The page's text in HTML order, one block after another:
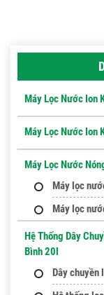
Máy Lọc Nước Ion
Máy Lọc Nước Ion
Máy Lọc Nước
Máy lọc
Máy lọc
Hệ Thống Dây
Bình 20l
Dây chuyền